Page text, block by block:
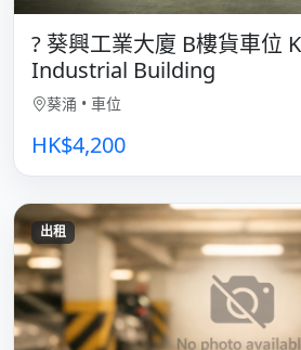
? 葵興工業大廈 B樓貨車位
Industrial Building
葵涌 • 車位
HK$4,200
出租